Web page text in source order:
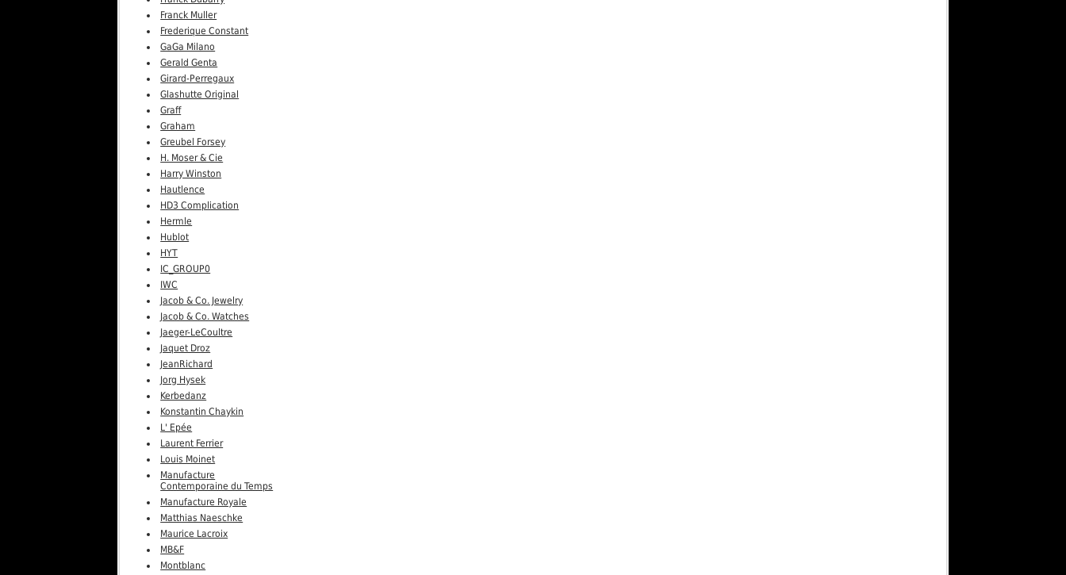
Franck Muller
Frederique Constant
GaGa Milano
Gerald Genta
Girard-Perregaux
Glashutte Original
Graff
Graham
Greubel Forsey
H. Moser & Cie
Harry Winston
Hautlence
HD3 Complication
Hermle
Hublot
HYT
IC_GROUP0
IWC
Jacob & Co. Jewelry
Jacob & Co. Watches
Jaeger-LeCoultre
Jaquet Droz
JeanRichard
Jorg Hysek
Kerbedanz
Konstantin Chaykin
L' Epée
Laurent Ferrier
Louis Moinet
Manufacture
Contemporaine du Temps
Manufacture Royale
Matthias Naeschke
Maurice Lacroix
MB&F
Montblanc